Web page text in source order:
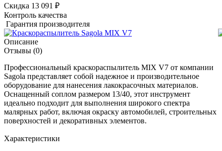
Скидка 13 091 ₽
Контроль качества
Гарантия производителя
Описание
Отзывы (0)
Профессиональный краскораспылитель MIX V7 от компании
Sagola представляет собой надежное и производительное
оборудование для нанесения лакокрасочных материалов.
Оснащенный соплом размером 13/40, этот инструмент
идеально подходит для выполнения широкого спектра
малярных работ, включая окраску автомобилей, строительных
поверхностей и декоративных элементов.
Характеристики